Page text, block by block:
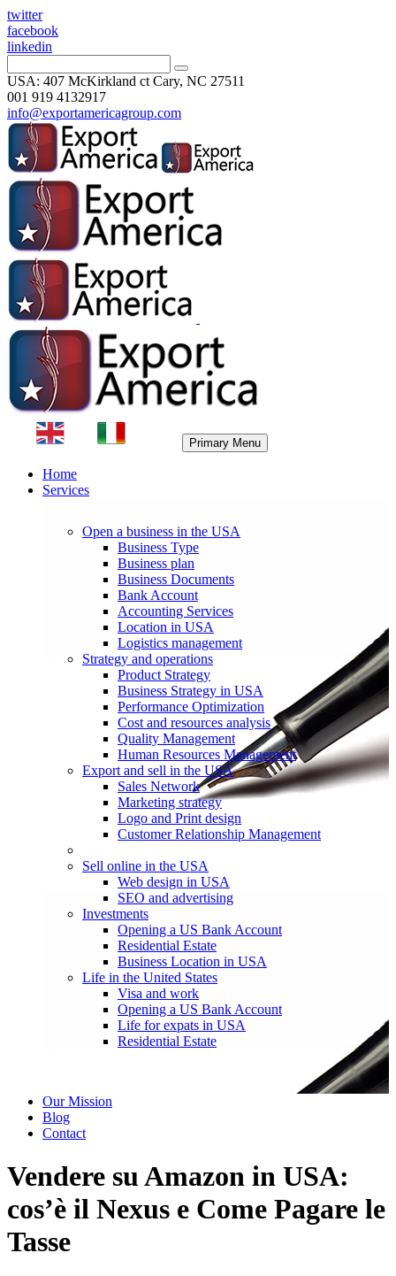
twitter
facebook
linkedin
USA: 407 McKirkland ct Cary, NC 27511
001 919 4132917
info@exportamericagroup.com
Primary Menu
Home
Services
Open a business in the USA
Business Type
Business plan
Business Documents
Bank Account
Accounting Services
Location in USA
Logistics management
Strategy and operations
Product Strategy
Business Strategy in USA
Performance Optimization
Cost and resources analysis
Quality Management
Human Resources Management
Export and sell in the USA
Sales Network
Marketing strategy
Logo and Print design
Customer Relationship Management
Sell online in the USA
Web design in USA
SEO and advertising
Investments
Opening a US Bank Account
Residential Estate
Business Location in USA
Life in the United States
Visa and work
Opening a US Bank Account
Life for expats in USA
Residential Estate
Our Mission
Blog
Contact
Vendere su Amazon in USA:
cos’è il Nexus e Come Pagare le
Tasse